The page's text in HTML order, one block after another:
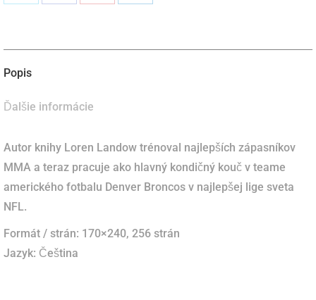
Podiel Podiel Podiel Podiel
Popis
Ďalšie informácie
Autor knihy Loren Landow trénoval najlepších zápasníkov
MMA a teraz pracuje ako hlavný kondičný kouč v teame
amerického fotbalu Denver Broncos v najlepšej lige sveta
NFL.
Formát / strán: 170×240, 256 strán
Jazyk: Čeština